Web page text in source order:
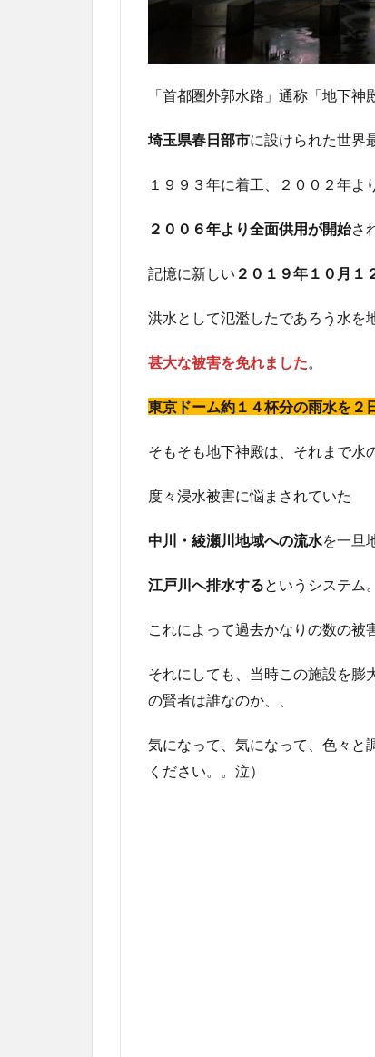
「首都圏外郭水路」通称「地下神
埼玉県春日部市に設けられた世界
１９９３年に着工、２００２年よ
２００６年より全面供用が開始さ
記憶に新しい ２０１９年１０月１
洪水として氾濫したであろう水を
甚大な被害を免れました。
東京ドーム約１４杯分の雨水を２
そもそも地下神殿は、それまで水
度々浸水被害に悩まされていた
中川・綾瀬川地域への流水を一旦
江戸川へ排水するというシステム。
これによって過去かなりの数の被
それにしても、当時この施設を膨
の賢者は誰なのか、、
気になって、気になって、色々と
ください。。泣）